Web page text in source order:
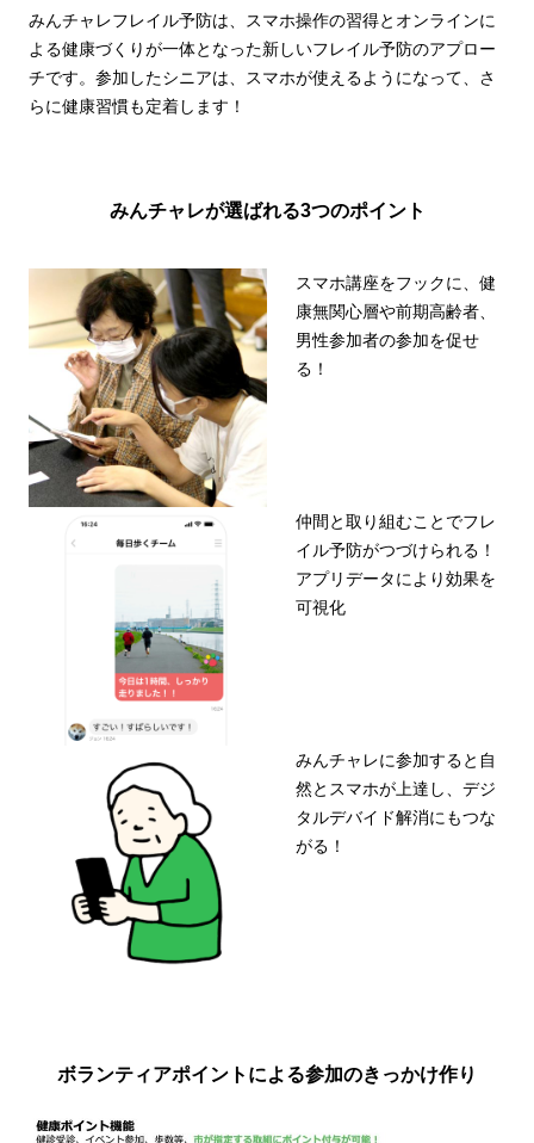
みんチャレフレイル予防は、スマホ操作の習得とオンラインに
よる健康づくりが一体となった新しいフレイル予防のアプロー
チです。参加したシニアは、スマホが使えるようになって、さ
らに健康習慣も定着します！
みんチャレが選ばれる3つのポイント
スマホ講座をフックに、健
康無関心層や前期高齢者、
男性参加者の参加を促せ
る！
仲間と取り組むことでフレ
イル予防がつづけられる！
アプリデータにより効果を
可視化
みんチャレに参加すると自
然とスマホが上達し、デジ
タルデバイド解消にもつな
がる！
ボランティアポイントによる参加のきっかけ作り